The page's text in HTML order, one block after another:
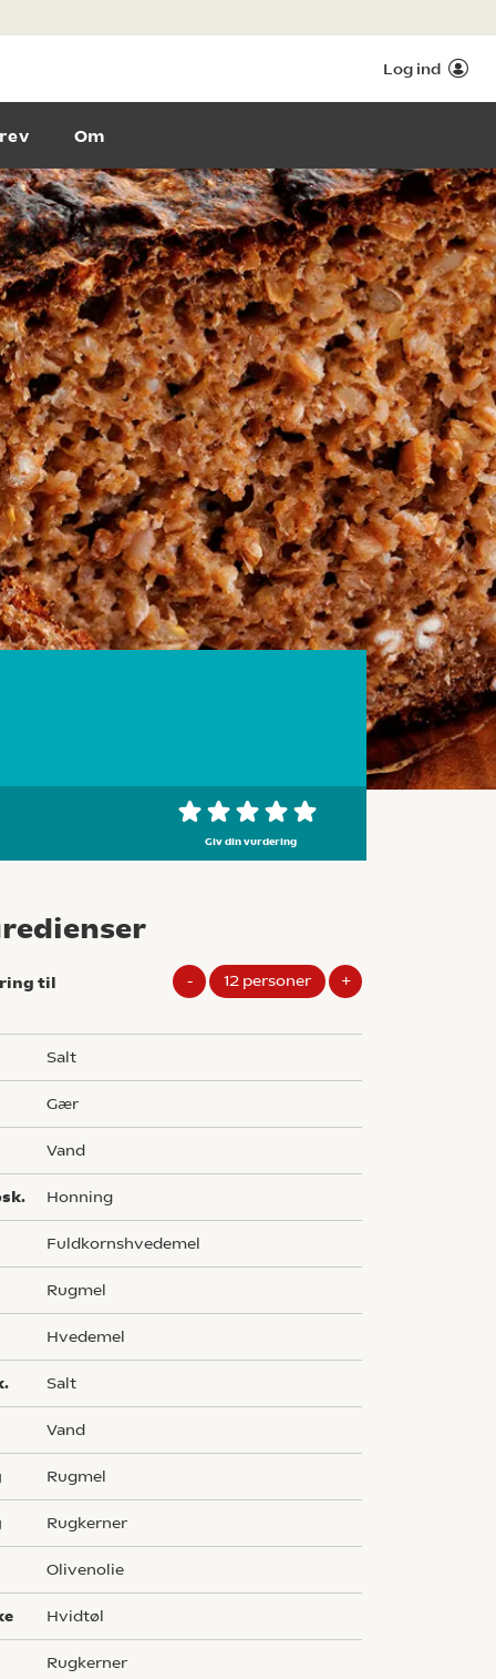
Log ind
Om
Giv din vurdering
til - 12 personer +
salt
gær
vand
honning
fuldkornshvedemel
rugmel
hvedemel
salt
vand
rugmel
rugkerner
olivenolie
hvidtøl
rugkerner